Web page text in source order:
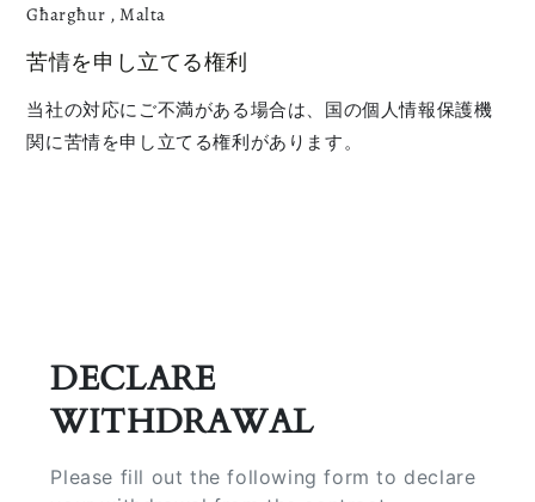
Għargħur , Malta
苦情を申し立てる権利
当社の対応にご不満がある場合は、国の個人情報保護機
関に苦情を申し立てる権利があります。
DECLARE
WITHDRAWAL
Please fill out the following form to declare